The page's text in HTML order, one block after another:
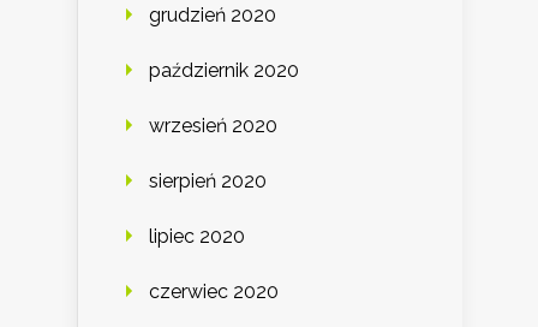
grudzień 2020
październik 2020
wrzesień 2020
sierpień 2020
lipiec 2020
czerwiec 2020